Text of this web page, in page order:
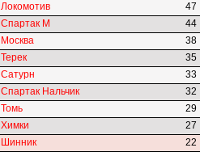
Локомотив
47
Спартак М
44
Москва
38
Терек
35
Сатурн
33
Спартак Нальчик
32
Томь
29
Химки
27
Шинник
22